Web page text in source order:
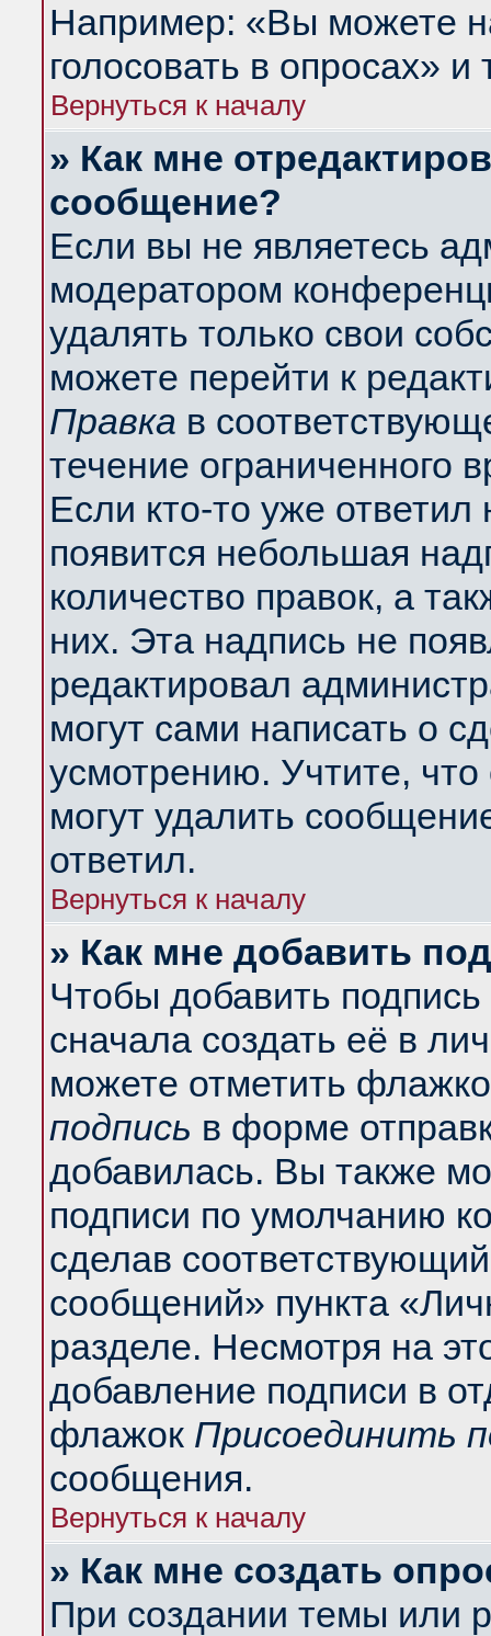
Например: «Вы можете
голосовать в опросах» и
Вернуться к началу
» Как мне
сообщение?
Если вы не являетесь
модератором
удалять только свои
можете перейти к
Правка в
течение ограниченного
Если кто-то уже
появится небольшая
количество правок, а
них. Эта надпись не
редактировал
могут сами написать о
усмотрению. Учтите,
могут удалить
ответил.
Вернуться к началу
» Как мне добавить
Чтобы добавить
сначала создать её в
можете отметить
подпись в форме
добавилась. Вы также
подписи по умолчанию
сделав
сообщений» пункта
разделе. Несмотря на
добавление подписи в
флажок Присоединить
сообщения.
Вернуться к началу
» Как мне создать
При создании темы или